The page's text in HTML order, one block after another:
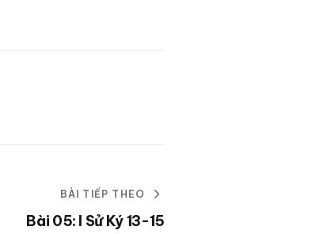
BÀI TIẾP THEO
Bài 05: I Sử Ký 13-15